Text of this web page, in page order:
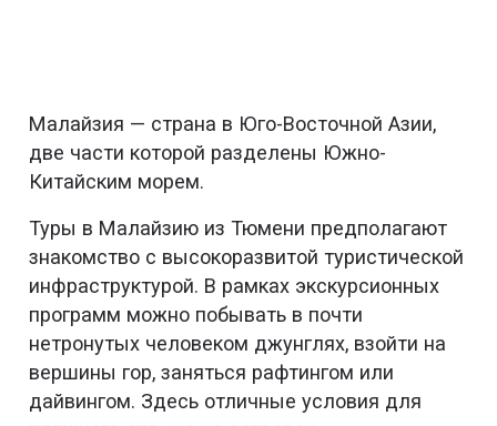
Малайзия — страна в Юго-Восточной Азии,
две части которой разделены Южно-
Китайским морем.
Туры в Малайзию из Тюмени предполагают
знакомство с высокоразвитой туристической
инфраструктурой. В рамках экскурсионных
программ можно побывать в почти
нетронутых человеком джунглях, взойти на
вершины гор, заняться рафтингом или
дайвингом. Здесь отличные условия для